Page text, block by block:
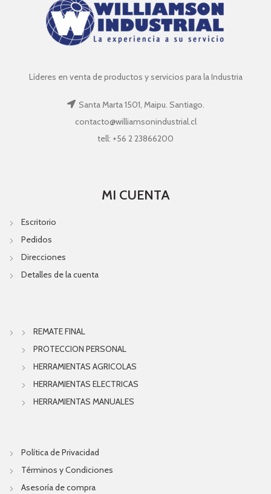
Líderes en venta de productos y servicios para la Industria
Santa Marta 1501, Maipu. Santiago.
contacto@williamsonindustrial.cl
tell: +56 2 23866200
MI CUENTA
Escritorio
Pedidos
Direcciones
Detalles de la cuenta
REMATE FINAL
PROTECCION PERSONAL
HERRAMIENTAS AGRICOLAS
HERRAMIENTAS ELECTRICAS
HERRAMIENTAS MANUALES
Política de Privacidad
Términos y Condiciones
Asesoría de compra